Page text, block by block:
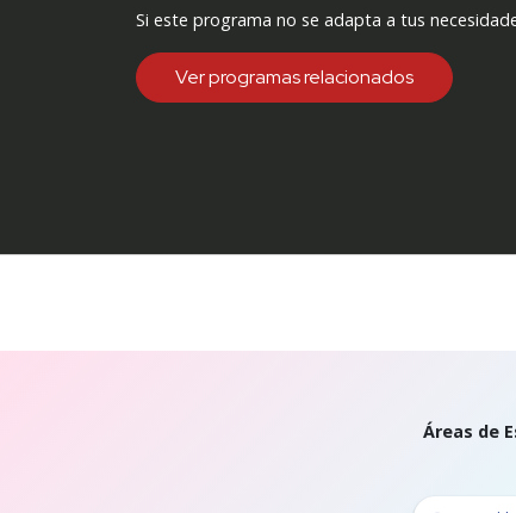
Si este programa no se adapta a tus
Ver programas relacionados
Áreas de